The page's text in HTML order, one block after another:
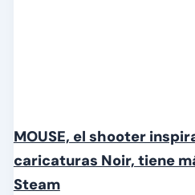
MOUSE, el shooter
caricaturas Noir, tiene
Steam